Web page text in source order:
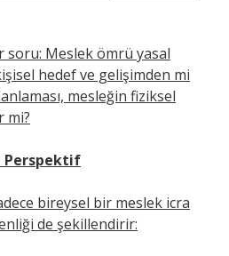
Meslek ömrü yasal
hedef ve gelişimden mi
mesleğin fiziksel
mi?
Perspektif
bireysel bir meslek icra
de şekillendirir: